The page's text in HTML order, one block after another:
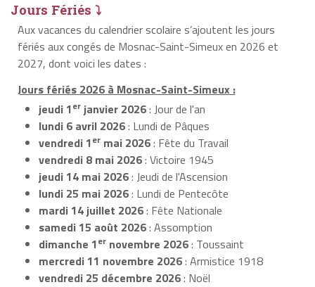
Jours Fériés ⤵
Aux vacances du calendrier scolaire s’ajoutent les jours
fériés aux congés de Mosnac-Saint-Simeux en 2026 et
2027, dont voici les dates :
Jours fériés 2026 à Mosnac-Saint-Simeux :
jeudi 1er janvier 2026: Jour de l'an
lundi 6 avril 2026: Lundi de Pâques
vendredi 1er mai 2026: Fête du Travail
vendredi 8 mai 2026: Victoire 1945
jeudi 14 mai 2026: Jeudi de l'Ascension
lundi 25 mai 2026: Lundi de Pentecôte
mardi 14 juillet 2026: Fête Nationale
samedi 15 août 2026: Assomption
dimanche 1er novembre 2026: Toussaint
mercredi 11 novembre 2026: Armistice 1918
vendredi 25 décembre 2026: Noël